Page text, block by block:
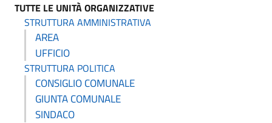
TUTTE LE UNITÀ ORGANIZZATIVE
STRUTTURA AMMINISTRATIVA
AREA
UFFICIO
STRUTTURA POLITICA
CONSIGLIO COMUNALE
GIUNTA COMUNALE
SINDACO